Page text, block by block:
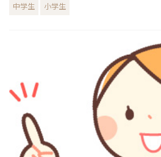
中学生 小学生